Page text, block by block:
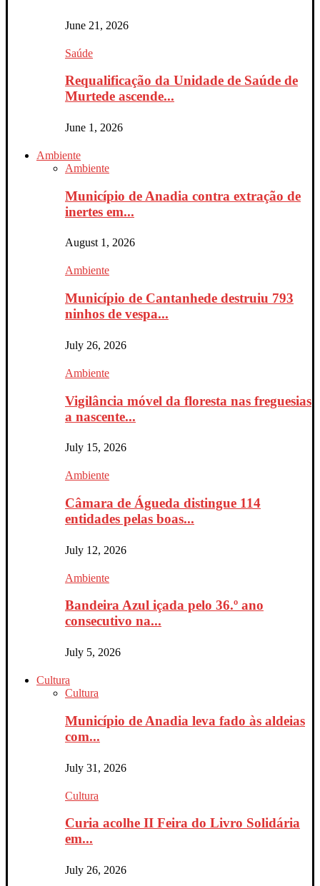
June 21, 2026
Saúde
Requalificação da Unidade de Saúde de
Murtede ascende...
June 1, 2026
Ambiente
Ambiente
Município de Anadia contra extração de
inertes em...
August 1, 2026
Ambiente
Município de Cantanhede destruiu 793
ninhos de vespa...
July 26, 2026
Ambiente
Vigilância móvel da floresta nas freguesias
a nascente...
July 15, 2026
Ambiente
Câmara de Águeda distingue 114
entidades pelas boas...
July 12, 2026
Ambiente
Bandeira Azul içada pelo 36.º ano
consecutivo na...
July 5, 2026
Cultura
Cultura
Município de Anadia leva fado às aldeias
com...
July 31, 2026
Cultura
Curia acolhe II Feira do Livro Solidária
em...
July 26, 2026